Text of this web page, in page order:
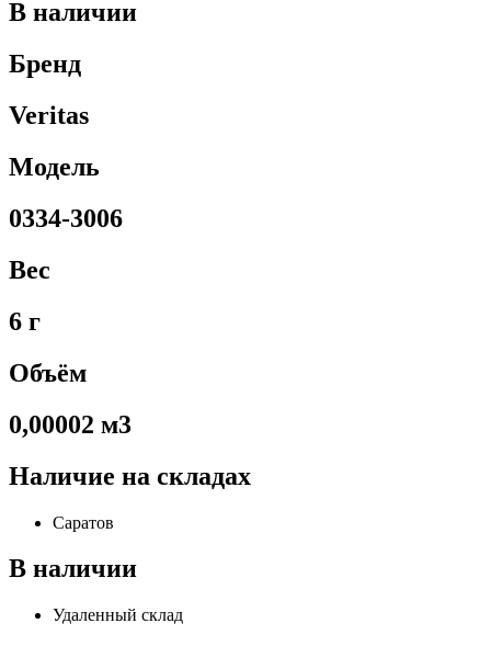
В наличии
Бренд
Veritas
Модель
0334-3006
Вес
6 г
Объём
0,00002 м3
Наличие на складах
Саратов
В наличии
Удаленный склад